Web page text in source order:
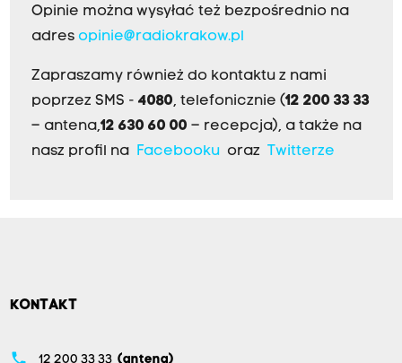
Opinie można wysyłać też bezpośrednio na
adres opinie@radiokrakow.pl
Zapraszamy również do kontaktu z nami
poprzez SMS - 4080, telefonicznie (12 200 33 33
– antena,12 630 60 00 – recepcja), a także na
nasz profil na Facebookuoraz Twitterze
KONTAKT
phone 12 200 33 33 (antena)